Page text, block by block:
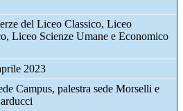
del Liceo Classico, Liceo
Liceo Scienze Umane e Economico
2023
Campus, palestra sede Morselli e